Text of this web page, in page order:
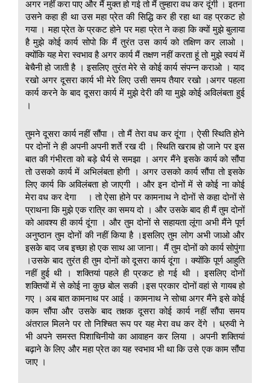
अगर नहीं करा पाए और मैं मुक्त हो गई तो मैं तुम्हारा वध कर दूंगी । इतना
उसने कहा ही था उस महा प्रेत की सिद्धि कर ही रहा था वह प्रकट हो
गया । महा प्रेत के प्रकट होने पर महा प्रेत ने कहा कि क्यों मुझे बुलाया
है मुझे कोई कार्य सोपो कि मैं तुरंत उस कार्य को तक्षिण कर लाओ ।
क्योंकि यह मेरा स्वभाव है अगर कार्य मैं तक्षण नहीं करता हूं तो मुझे स्वयं में
बेचैनी हो जाती है । इसलिए तुरंत मेरे से कोई कार्य संपन्न कराओ । याद
रखो अगर दूसरा कार्य भी मेरे लिए उसी समय तैयार रखो ।अगर पहला
कार्य करने के बाद दूसरा कार्य में मुझे देरी की या मुझे कोई अविलंबता हुई
।
तुमने दूसरा कार्य नहीं सौंपा । तो मैं तेरा वध कर दूंगा । ऐसी स्थिति होने
पर दोनों ने ही अपनी अपनी शर्ते रख दी । स्थिति खराब हो जाने पर इस
बात की गंभीरता को बड़े धैर्य से समझा । अगर मैंने इसके कार्य को सौंपा
तो उसको कार्य में अभिलंबता होगी । अगर उसको कार्य सौंपा तो इसके
लिए कार्य कि अविलंबता हो जाएगी । और इन दोनों में से कोई ना कोई
मेरा वध कर देगा । तो ऐसा होने पर कामनाथ ने दोनों से कहा दोनों से
प्राथना कि मुझे एक रात्रि का समय दो । और उसके बाद ही मैं तुम दोनों
को आवश्य ही कार्य दूंगा । और तुम दोनों से सहायता लूंगा अभी मैंने पूर्ण
अनुष्ठान तुम दोनों की नहीं किया है ।इसलिए तुम लोग अभी जाओ और
इसके बाद जब इच्छा हो एक साथ आ जाना। मैं तुम दोनों को कार्य सोपुंगा
।उसके बाद तुरंत ही तुम दोनों को दूसरा कार्य दूंगा । क्योंकि पूर्ण आहुति
नहीं हुई थी । शक्तियां पहले ही प्रकट हो गई थी । इसलिए दोनों
शक्तियों में से कोई ना कुछ बोल सकी ।इस प्रकार दोनों वहां से गायब हो
गए । अब बात कामनाथ पर आई । कामनाथ ने सोचा अगर मैंने इसे कोई
काम सौंपा और उसके बाद तक्षक दूसरा कोई कार्य नहीं सौंपा समय
अंतराल मिलने पर तो निश्चित रूप पर यह मेरा वध कर देंगे । ध्रुवी ने
भी अपने समस्त पिशाचिनीयो का आवाहन कर लिया । अपनी शक्तियां
बढ़ाने के लिए और महा प्रेत का यह स्वभाव भी था कि उसे एक काम सौंपा
जाए ।